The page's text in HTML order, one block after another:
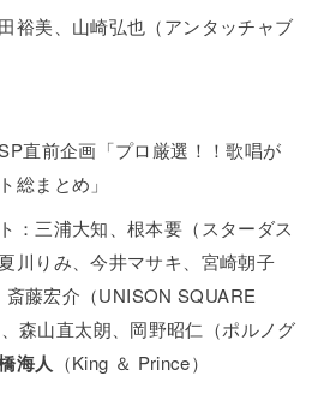
裕美、山崎弘也（アンタッチャブ
直前企画「プロ厳選！！歌唱が
総まとめ」
：三浦大知、根本要（スターダス
川りみ、今井マサキ、宮崎朝子
斎藤宏介（UNISON SQUARE
森山直太朗、岡野昭仁（ポルノグ
海人 （King ＆ Prince）